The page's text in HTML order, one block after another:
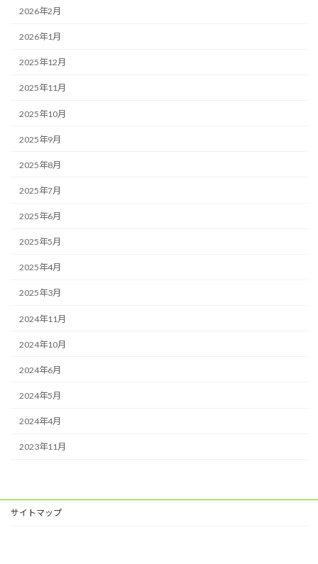
2026年2月
2026年1月
2025年12月
2025年11月
2025年10月
2025年9月
2025年8月
2025年7月
2025年6月
2025年5月
2025年4月
2025年3月
2024年11月
2024年10月
2024年6月
2024年5月
2024年4月
2023年11月
サイトマップ